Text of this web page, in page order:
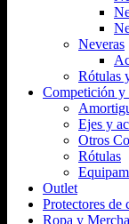
Neveras
Rótulas
Competición y
Ejes y
Otros
Rótulas
Outlet
Protectores
Ropa y